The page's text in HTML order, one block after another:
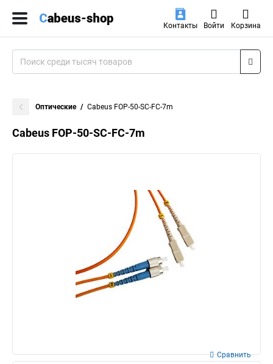
Контакты Войти Корзина
Оптические Cabeus FOP-50-SC-FC-7m
Cabeus FOP-50-SC-FC-7m
Сравнить